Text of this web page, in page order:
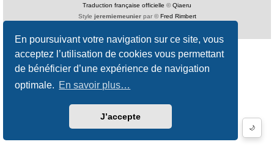
En poursuivant votre navigation sur ce site, vous
acceptez l’utilisation de cookies vous permettant
de bénéficier d’une expérience de navigation
optimale. En savoir plus…
J’accepte
🌙
Traduction française officielle ©Qiaeru
Style jeremiemeunierpar © Fred Rimbert